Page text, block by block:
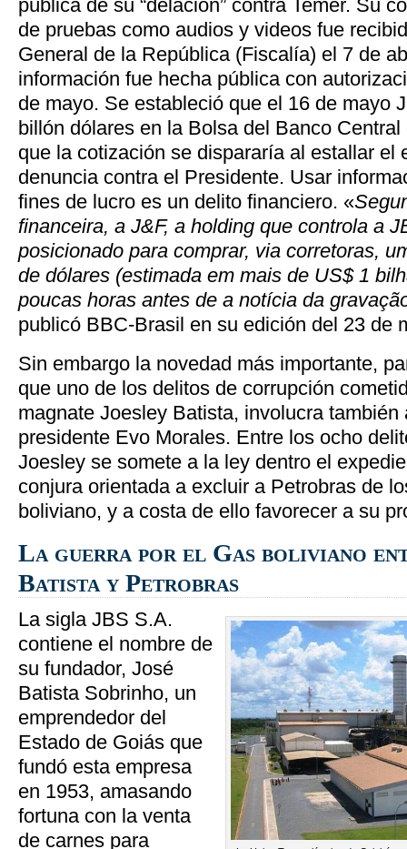
pública de su “delación” contra Temer. Su
de pruebas como audios y videos fue
General de la República (Fiscalía) el 7 de
información fue hecha pública con
de mayo. Se estableció que el 16 de mayo
billón dólares en la Bolsa del Banco
que la cotización se dispararía al estallar el
denuncia contra el Presidente. Usar
fines de lucro es un delito financiero. «
financeira, a J&F, a holding que controla a
posicionado para comprar, via corretoras,
de dólares (estimada em mais de US$ 1
poucas horas antes de a notícia da
publicó BBC-Brasil en su edición del 23 de
Sin embargo la novedad más importante,
que uno de los delitos de corrupción
magnate Joesley Batista, involucra también
presidente Evo Morales. Entre los ocho
Joesley se somete a la ley dentro el
conjura orientada a excluir a Petrobras de
boliviano, y a costa de ello favorecer a su
La guerra por el Gas boliviano
Batista y Petrobras
La sigla JBS S.A.
contiene el nombre de
su fundador, José
Batista Sobrinho, un
emprendedor del
Estado de Goiás que
fundó esta empresa
en 1953, amasando
fortuna con la venta
de carnes para